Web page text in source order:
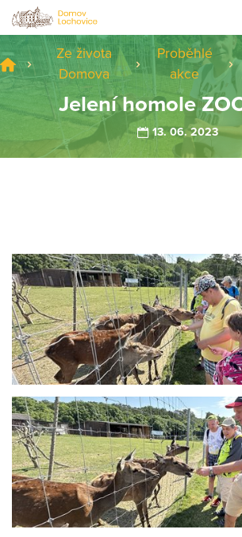
Ze života
Domova
Proběhlé
akce
Jelení homole
13. 06. 2023